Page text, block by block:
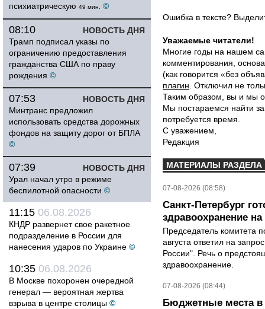
психиатрическую 49 мин. ©
НОВОСТЬ ДНЯ
08:10
Трамп подписал указы по
ограничению предоставления
гражданства США по праву
рождения ©
НОВОСТЬ ДНЯ
07:53
Минтранс предложил
использовать средства дорожных
фондов на защиту дорог от БПЛА
©
НОВОСТЬ ДНЯ
07:39
Урал начал утро в режиме
беспилотной опасности ©
11:15 06.08.2026
КНДР развернет свое ракетное
подразделение в России для
нанесения ударов по Украине ©
10:35 06.08.2026
В Москве похоронен очередной
генерал — вероятная жертва
взрыва в центре столицы ©
Ошибка в тексте?
Уважаемые читатели!
Многие годы на нашем
комментирования,
(как говорится «без
плагин . Отключил не
Таким образом, вы и мы
Мы постараемся найти
потребуется время.
С уважением,
Редакция
МАТЕРИАЛЫ РАЗДЕЛА
07-08-2026 (08:58)
Санкт-Петербург
здравоохранение на
Председатель комитета
августа ответил на
России". Речь о
здравоохранение.
07-08-2026 (08:44)
Бюджетные места в